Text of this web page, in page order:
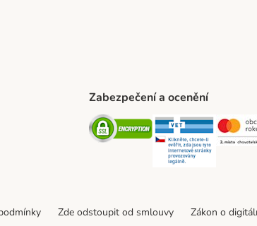
Method
Zabezpečení a ocenění
Security Security
Zde odstoupit od smlouvy Zákon o